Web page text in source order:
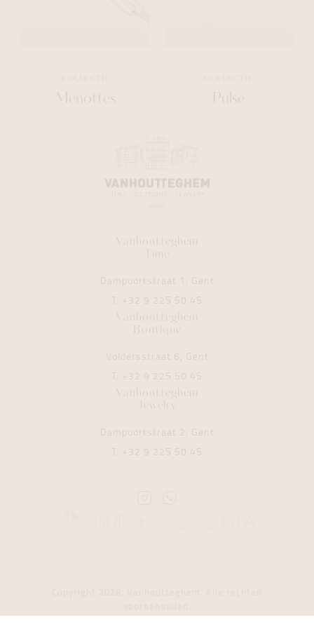
Menottes Pulse
Vanhoutteghem
Time
Dampoortstraat 1, Gent
T. +32 9 225 50 45
Vanhoutteghem
Boutique
Voldersstraat 6, Gent
T. +32 9 225 50 45
Vanhoutteghem
Jewelry
Dampoortstraat 2, Gent
T. +32 9 225 50 45